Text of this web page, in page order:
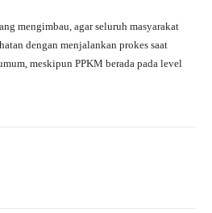
mengimbau, agar seluruh masyarakat
dengan menjalankan prokes saat
meskipun PPKM berada pada level